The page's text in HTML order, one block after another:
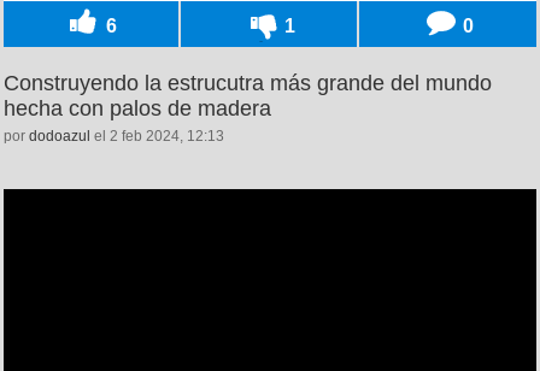
6 1 0
Construyendo la estrucutra más grande del mundo
hecha con palos de madera
por dodoazul el 2 feb 2024, 12:13